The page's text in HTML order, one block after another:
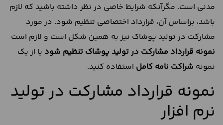
مدنی است. مگرآنکه شرایط خاصی در نظر داشته باشید که لازم
باشد، براساس آن، قرارداد اختصاصی تنظیم شود. در مورد
مشارکت در تولید پوشاک نیز به همین شکل است و لازم است
نمونه قرارداد مشارکت در تولید پوشاک تنظیم شود یا از یک
نمونه شراکت نامه کامل استفاده کنید.
نمونه قرارداد مشارکت در تولید
نرم افزار